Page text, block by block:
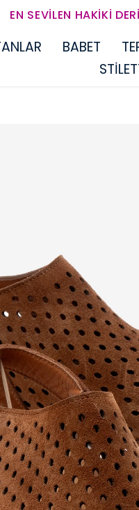
EN SEVILEN HAKIKI
BABET